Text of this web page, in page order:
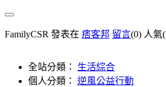
FamilyCSR 發表在 痞客邦 留言(0) 人氣(
全站分類： 生活綜合
個人分類： 逆風公益行動